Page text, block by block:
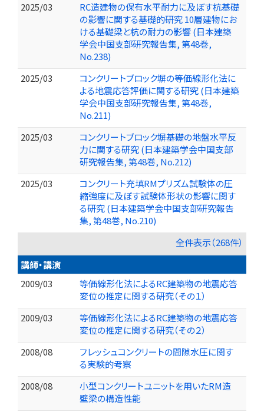
2025/03
RC造建物の保有水平耐力に及ぼす杭基礎
の影響に関する基礎的研究 10層建物にお
ける基礎梁と杭の耐力の影響 (日本建築
学会中国支部研究報告集, 第48巻,
No.238)
2025/03
コンクリートブロック塀の等価線形化法に
よる地震応答評価に関する研究 (日本建築
学会中国支部研究報告集, 第48巻,
No.211)
2025/03
コンクリートブロック塀基礎の地盤水平反
力に関する研究 (日本建築学会中国支部
研究報告集, 第48巻, No.212)
2025/03
コンクリート充填RMプリズム試験体の圧
縮強度に及ぼす試験体形状の影響に関す
る研究 (日本建築学会中国支部研究報告
集, 第48巻, No.210)
全件表示（268件）
講師・講演
2009/03
等価線形化法によるRC建築物の地震応答
変位の推定に関する研究（その１）
2009/03
等価線形化法によるRC建築物の地震応答
変位の推定に関する研究（その２）
2008/08
フレッシュコンクリートの間隙水圧に関す
る実験的考察
2008/08
小型コンクリートユニットを用いたRM造
壁梁の構造性能